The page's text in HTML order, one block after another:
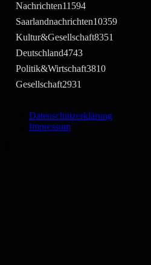
Nachrichten11594
Saarlandnachrichten10359
Kultur&Gesellschaft8351
Deutschland4743
Politik&Wirtschaft3810
Gesellschaft2931
Datenschutzerklärung
Impressum